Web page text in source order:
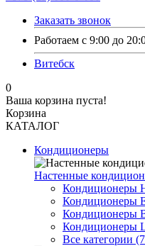
Заказать звонок
Работаем с 9:00 до
Витебск
0
Ваша корзина пуста!
Корзина
КАТАЛОГ
Кондиционеры
Настенные
Кондиционеры
Кондиционеры
Кондиционеры
Кондиционеры
Все категории